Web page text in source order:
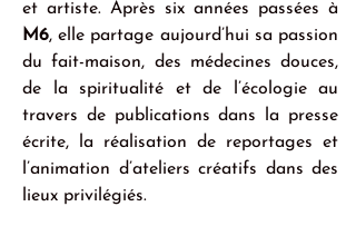
M6, elle partage aujourd’hui sa passion
du fait-maison, des médecines douces,
de la spiritualité et de l’écologie au
travers de publications dans la presse
écrite, la réalisation de reportages et
l’animation d’ateliers créatifs dans des
lieux privilégiés.